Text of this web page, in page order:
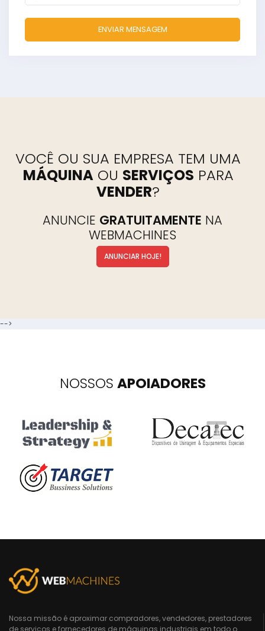
ENVIAR MENSAGEM
VOCÊ OU SUA EMPRESA TEM UMA
MÁQUINAOU SERVIÇOS PARA
VENDER
ANUNCIE GRATUITAMENTE NA
WEBMACHINES
ANUNCIAR HOJE!
-->
NOSSOS APOIADORES
Nossa missão é aproximar compradores, vendedores, prestadores